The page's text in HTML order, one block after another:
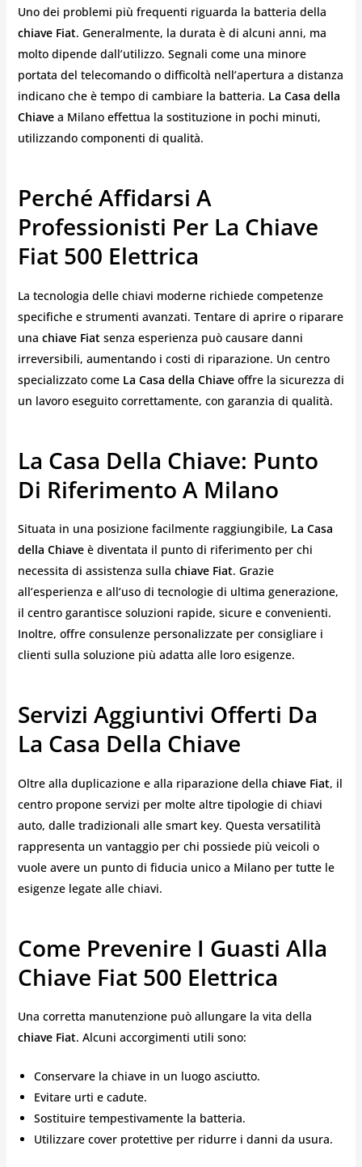
Uno dei problemi più frequenti riguarda la batteria della
chiave Fiat. Generalmente, la durata è di alcuni anni, ma
molto dipende dall’utilizzo. Segnali come una minore
portata del telecomando o difficoltà nell’apertura a distanza
indicano che è tempo di cambiare la batteria. La Casa della
Chiavea Milano effettua la sostituzione in pochi minuti,
utilizzando componenti di qualità.
Perché Affidarsi A
Professionisti Per La Chiave
Fiat 500 Elettrica
La tecnologia delle chiavi moderne richiede competenze
specifiche e strumenti avanzati. Tentare di aprire o riparare
una chiave Fiatsenza esperienza può causare danni
irreversibili, aumentando i costi di riparazione. Un centro
specializzato come La Casa della Chiaveoffre la sicurezza di
un lavoro eseguito correttamente, con garanzia di qualità.
La Casa Della Chiave: Punto
Di Riferimento A Milano
Situata in una posizione facilmente raggiungibile, La Casa
della Chiaveè diventata il punto di riferimento per chi
necessita di assistenza sulla chiave Fiat. Grazie
all’esperienza e all’uso di tecnologie di ultima generazione,
il centro garantisce soluzioni rapide, sicure e convenienti.
Inoltre, offre consulenze personalizzate per consigliare i
clienti sulla soluzione più adatta alle loro esigenze.
Servizi Aggiuntivi Offerti Da
La Casa Della Chiave
Oltre alla duplicazione e alla riparazione della chiave Fiat, il
centro propone servizi per molte altre tipologie di chiavi
auto, dalle tradizionali alle smart key. Questa versatilità
rappresenta un vantaggio per chi possiede più veicoli o
vuole avere un punto di fiducia unico a Milano per tutte le
esigenze legate alle chiavi.
Come Prevenire I Guasti Alla
Chiave Fiat 500 Elettrica
Una corretta manutenzione può allungare la vita della
chiave Fiat. Alcuni accorgimenti utili sono:
Conservare la chiave in un luogo asciutto.
Evitare urti e cadute.
Sostituire tempestivamente la batteria.
Utilizzare cover protettive per ridurre i danni da usura.